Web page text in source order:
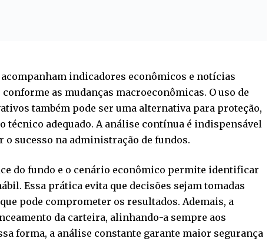
indicadores econômicos e notícias
as mudanças macroeconômicas. O uso de
também pode ser uma alternativa para proteção,
técnico adequado. A análise contínua é indispensável
sucesso na administração de fundos.
do fundo e o cenário econômico permite identificar
Essa prática evita que decisões sejam tomadas
pode comprometer os resultados. Ademais, a
da carteira, alinhando-a sempre aos
forma, a análise constante garante maior segurança